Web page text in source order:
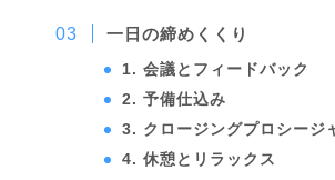
一日の締めくくり
1. 会議とフィードバック
2. 予備仕込み
3. クロージングプロシージ
4. 休憩とリラックス